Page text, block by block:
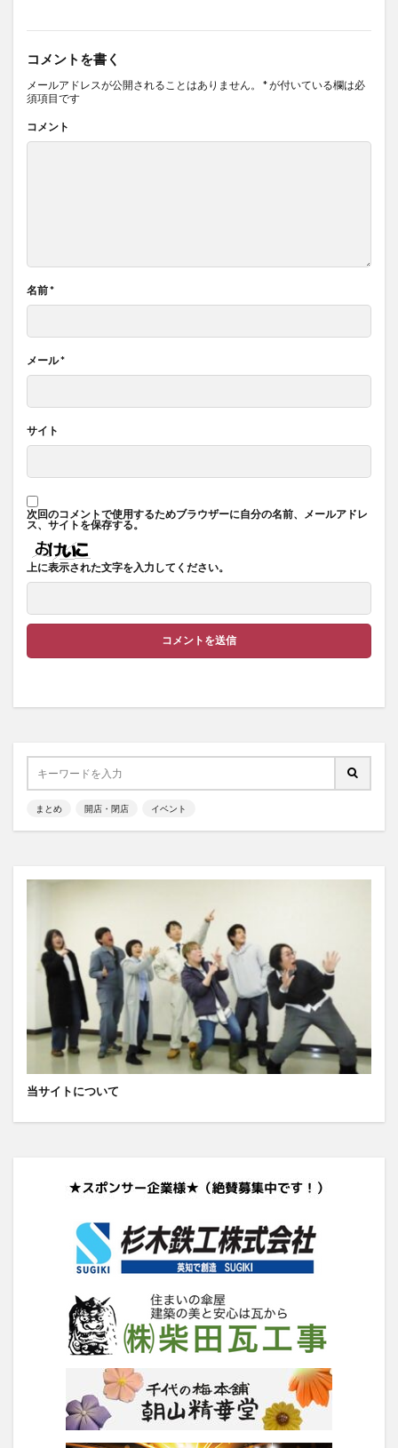
コメントを書く
メールアドレスが公開されることはありません。 *が付いている欄は必
須項目です
コメント
名前*
メール*
サイト
次回のコメントで使用するためブラウザーに自分の名前、メールアドレ
ス、サイトを保存する。
上に表示された文字を入力してください。
まとめ 開店・閉店 イベント
当サイトについて